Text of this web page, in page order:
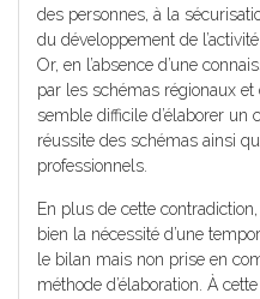
des personnes, à la
du développement de
Or, en l’absence d’une
par les schémas régionaux et
semble difficile d’élaborer un
réussite des schémas ainsi
professionnels.
En plus de cette
bien la nécessité d’une
le bilan mais non prise en
méthode d’élaboration. À